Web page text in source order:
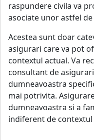
raspundere civila va
asociate unor astfel
Acestea sunt doar
asigurari care va pot
contextul actual. Va
consultant de
dumneavoastra
mai potrivita.
dumneavoastra si a
indiferent de